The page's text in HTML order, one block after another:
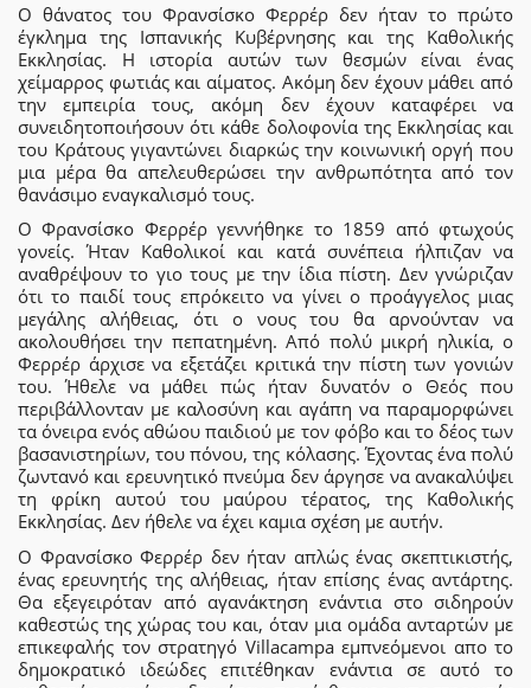
Ο θάνατος του Φρανσίσκο Φερρέρ δεν ήταν το πρώτο
έγκλημα της Ισπανικής Κυβέρνησης και της Καθολικής
Εκκλησίας. Η ιστορία αυτών των θεσμών είναι ένας
χείμαρρος φωτιάς και αίματος. Ακόμη δεν έχουν μάθει από
την εμπειρία τους, ακόμη δεν έχουν καταφέρει να
συνειδητοποιήσουν ότι κάθε δολοφονία της Εκκλησίας και
του Κράτους γιγαντώνει διαρκώς την κοινωνική οργή που
μια μέρα θα απελευθερώσει την ανθρωπότητα από τον
θανάσιμο εναγκαλισμό τους.
Ο Φρανσίσκο Φερρέρ γεννήθηκε το 1859 από φτωχούς
γονείς. Ήταν Καθολικοί και κατά συνέπεια ήλπιζαν να
αναθρέψουν το γιο τους με την ίδια πίστη. Δεν γνώριζαν
ότι το παιδί τους επρόκειτο να γίνει ο προάγγελος μιας
μεγάλης αλήθειας, ότι ο νους του θα αρνούνταν να
ακολουθήσει την πεπατημένη. Από πολύ μικρή ηλικία, ο
Φερρέρ άρχισε να εξετάζει κριτικά την πίστη των γονιών
του. Ήθελε να μάθει πώς ήταν δυνατόν ο Θεός που
περιβάλλονταν με καλοσύνη και αγάπη να παραμορφώνει
τα όνειρα ενός αθώου παιδιού με τον φόβο και το δέος των
βασανιστηρίων, του πόνου, της κόλασης. Έχοντας ένα πολύ
ζωντανό και ερευνητικό πνεύμα δεν άργησε να ανακαλύψει
τη φρίκη αυτού του μαύρου τέρατος, της Καθολικής
Εκκλησίας. Δεν ήθελε να έχει καμια σχέση με αυτήν.
Ο Φρανσίσκο Φερρέρ δεν ήταν απλώς ένας σκεπτικιστής,
ένας ερευνητής της αλήθειας, ήταν επίσης ένας αντάρτης.
Θα εξεγειρόταν από αγανάκτηση ενάντια στο σιδηρούν
καθεστώς της χώρας του και, όταν μια ομάδα ανταρτών με
επικεφαλής τον στρατηγό Villacampa εμπνεόμενοι απο το
δημοκρατικό ιδεώδες επιτέθηκαν ενάντια σε αυτό το